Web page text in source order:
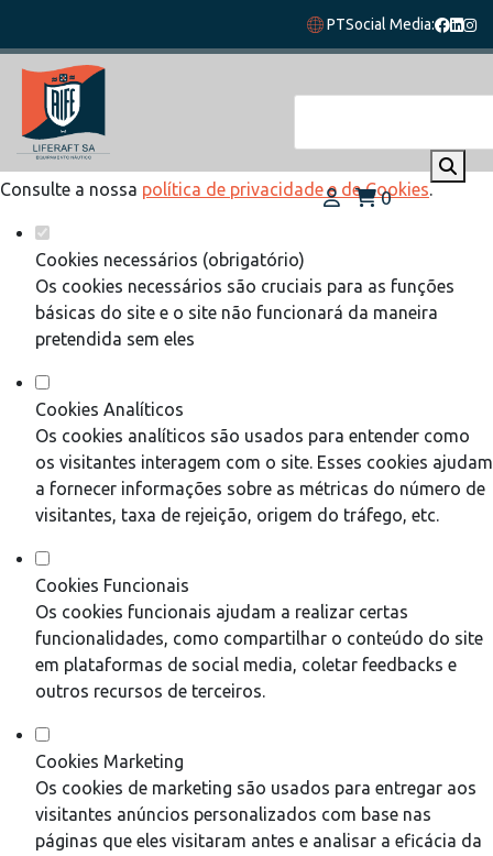
Defina as suas preferências de cookies
para este website.
Este website utiliza cookies estritamente necessários,
analíticos e funcionais, para lhe oferecer uma boa experiência
de navegação e acesso a todas as funcionalidades.
Consulte a nossa política de privacidade e de Cookies.
Cookies necessários (obrigatório)
Os cookies necessários são cruciais para as funções
básicas do site e o site não funcionará da maneira
pretendida sem eles
Cookies Analíticos
Os cookies analíticos são usados para entender como
os visitantes interagem com o site. Esses cookies ajudam
a fornecer informações sobre as métricas do número de
visitantes, taxa de rejeição, origem do tráfego, etc.
Cookies Funcionais
Os cookies funcionais ajudam a realizar certas
funcionalidades, como compartilhar o conteúdo do site
em plataformas de social media, coletar feedbacks e
outros recursos de terceiros.
Cookies Marketing
Os cookies de marketing são usados para entregar aos
visitantes anúncios personalizados com base nas
páginas que eles visitaram antes e analisar a eficácia da
PTSocial Media:
0